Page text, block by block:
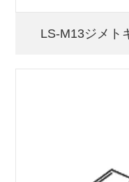
LS-M13ジメト